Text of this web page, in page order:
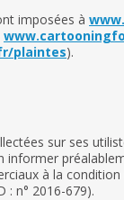
imposées à
plaintes).
sur ses
à la condition
: n° 2016-679).